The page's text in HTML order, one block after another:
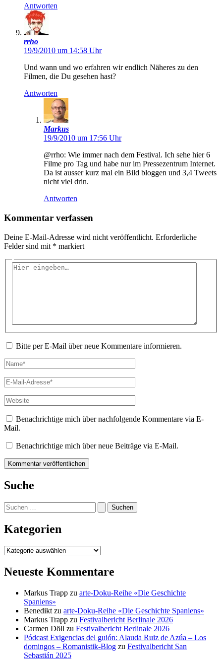
Antworten
rrho
19/9/2010 um 14:58 Uhr
Und wann und wo erfahren wir endlich Näheres zu den
Filmen, die Du gesehen hast?
Antworten
Markus
19/9/2010 um 17:56 Uhr
@rrho: Wie immer nach dem Festival. Ich sehe hier 6
Filme pro Tag und habe nur im Pressezentrum Internet.
Da ist ausser kurz mal ein Bild bloggen und 3,4 Tweets
nicht viel drin.
Antworten
Kommentar verfassen
Deine E-Mail-Adresse wird nicht veröffentlicht. Erforderliche
Felder sind mit * markiert
Hier
Bitte per E-Mail über neue Kommentare informieren.
Name*
E-
Mail-
Adresse*
Website
Benachrichtige mich über nachfolgende Kommentare via E-
Mail.
Benachrichtige mich über neue Beiträge via E-Mail.
Suche
Suchen
nach:
Kategorien
Kategorien
Neueste Kommentare
Markus Trapp zu arte-Doku-Reihe «Die Geschichte
Spaniens»
Benedikt zu arte-Doku-Reihe «Die Geschichte Spaniens»
Markus Trapp zu Festivalbericht Berlinale 2026
Carmen Döll zu Festivalbericht Berlinale 2026
Pódcast Exigencias del guión: Alauda Ruiz de Azúa – Los
domingos – Romanistik-Blog zu Festivalbericht San
Sebastián 2025